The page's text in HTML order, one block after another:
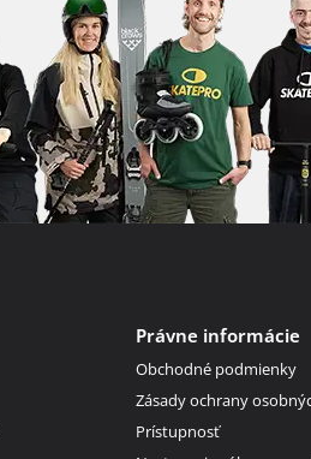
Právne informácie
Obchodné podmienky
Zásady ochrany
Prístupnosť